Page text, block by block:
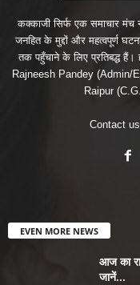
कक्काजी सिर्फ एक समाचार मंच
जनहित के मुद्दों और महत्वपूर्ण
तक पहुँचाने के लिए प्रतिबद्ध
Rajneesh Pandey (Admin/
Raipur
Contact
EVEN MORE NEWS
आज का
जानें...